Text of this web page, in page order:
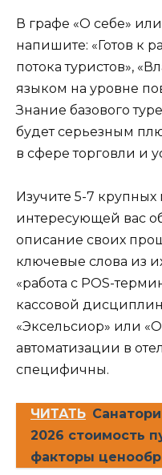
В графе «О себе»
напишите: «Готов к
потока туристов»,
языком на уровне
Знание базового
будет серьезным
в сфере торговли и
Изучите 5-7
интересующей вас
описание своих
ключевые слова из
«работа с POS-
кассовой
«Эксельсиор» или
автоматизации в
специфичны.
ЧИТАТЬ
2026 стоимость
факторы